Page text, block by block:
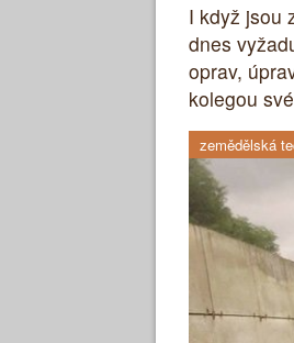
I když jsou
dnes
oprav,
kolegou
zemědělská